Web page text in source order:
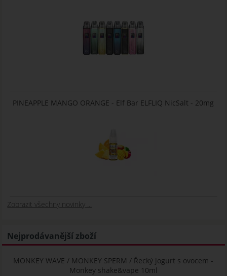
PINEAPPLE MANGO ORANGE - Elf Bar ELFLIQ NicSalt - 20mg
Zobrazit všechny novinky ...
Nejprodávanější zboží
MONKEY WAVE / MONKEY SPERM / Řecký jogurt s ovocem -
Monkey shake&vape 10ml